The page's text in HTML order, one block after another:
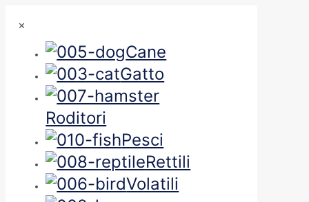
✕
Cane
Gatto
Roditori
Pesci
Rettili
Volatili